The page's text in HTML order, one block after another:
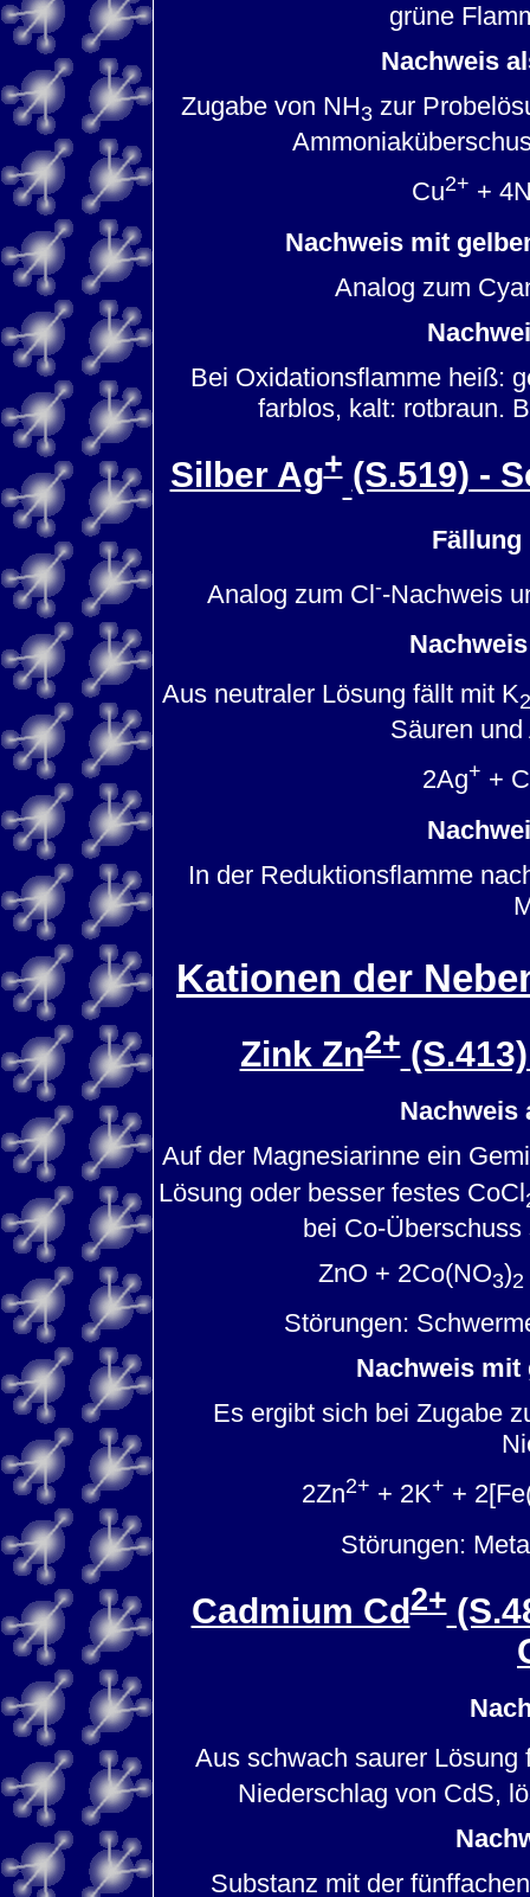
grüne
Nachweis
Zugabe von NH3 zur
Cu2+ +
Nachweis mit
Analog zum
Bei Oxidationsflamme heiß:
farblos, kalt: rotbraun.
Silber Ag+ (S.519) -
Fällung
Analog zum Cl--Nachweis
Aus neutraler Lösung fällt mit K2
Säuren
2Ag+ +
In der Reduktionsflamme
Kationen der
Zink Zn2+
Nachweis
Auf der Magnesiarinne ein
Lösung oder besser festes CoCl
bei Co-
ZnO + 2Co(NO3)2
Störungen:
Nachweis mit
Es ergibt sich bei Zugabe
2Zn2+ + 2K+ +
Störungen:
Cadmium Cd2+
Aus schwach saurer Lösung
Niederschlag von CdS,
Substanz mit der